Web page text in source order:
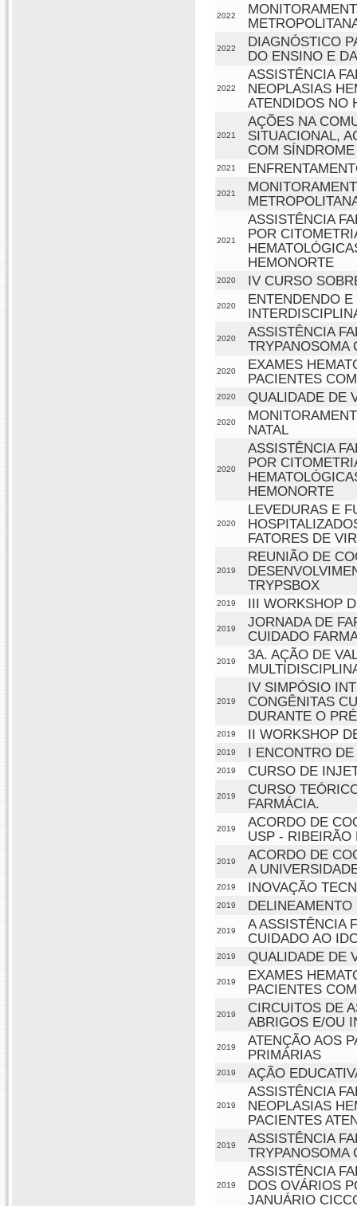
2022
2022
DIAGNÓSTICO
DO ENSINO E
2022
ASSISTÊNCIA
NEOPLASIAS
ATENDIDOS NO
2021
AÇÕES NA
SITUACIONAL,
COM
2021
2021
2021
ASSISTÊNCIA
POR
HEMONORTE
2020 IV CURSO
2020
ENTENDENDO
2020
ASSISTÊNCIA
TRYPANOSOMA
2020
EXAMES
PACIENTES
2020 QUALIDADE DE
2020
NATAL
2020
ASSISTÊNCIA
POR
HEMONORTE
2020
LEVEDURAS E
FATORES DE
2019
REUNIÃO DE
TRYPSBOX
2019 III WORKSHOP
2019
JORNADA DE
CUIDADO
2019
3A. AÇÃO DE
2019
IV SIMPÓSIO
CONGÊNITAS
DURANTE O
2019 II WORKSHOP
2019 I ENCONTRO
2019 CURSO DE
2019
CURSO
FARMÁCIA.
2019
ACORDO DE
USP - RIBEIRÃO
2019
ACORDO DE
A
2019 INOVAÇÃO
2019
2019
A ASSISTÊNCIA
CUIDADO AO
2019 QUALIDADE DE
2019
EXAMES
PACIENTES
2019
CIRCUITOS DE
ABRIGOS E/OU
2019
ATENÇÃO AOS
PRIMÁRIAS
2019 AÇÃO
2019
ASSISTÊNCIA
NEOPLASIAS
PACIENTES
2019
ASSISTÊNCIA
TRYPANOSOMA
2019
ASSISTÊNCIA
DOS OVÁRIOS
JANUÁRIO